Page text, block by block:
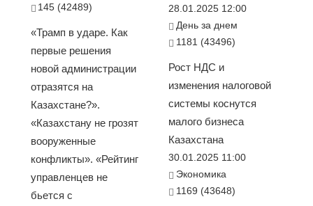
145 (42489)
«Трамп в ударе. Как
первые решения
новой администрации
отразятся на
Казахстане?».
«Казахстану не грозят
вооруженные
конфликты». «Рейтинг
управленцев не
бьется с
28.01.2025 12:00
День за днем
1181 (43496)
Рост НДС и
изменения налоговой
системы коснутся
малого бизнеса
Казахстана
30.01.2025 11:00
Экономика
1169 (43648)